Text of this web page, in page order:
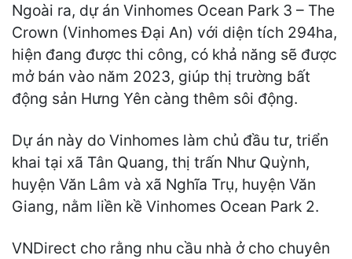
Ngoài ra, dự án Vinhomes Ocean Park 3 – The
Crown (Vinhomes Đại An) với diện tích 294ha,
hiện đang được thi công, có khả năng sẽ được
mở bán vào năm 2023, giúp thị trường bất
động sản Hưng Yên càng thêm sôi động.
Dự án này do Vinhomes làm chủ đầu tư, triển
khai tại xã Tân Quang, thị trấn Như Quỳnh,
huyện Văn Lâm và xã Nghĩa Trụ, huyện Văn
Giang, nằm liền kề Vinhomes Ocean Park 2.
VNDirect cho rằng nhu cầu nhà ở cho chuyên